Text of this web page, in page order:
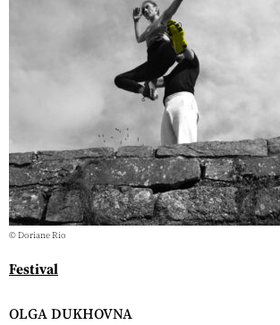
Festival
OLGA DUKHOVNA
© Doriane Rio